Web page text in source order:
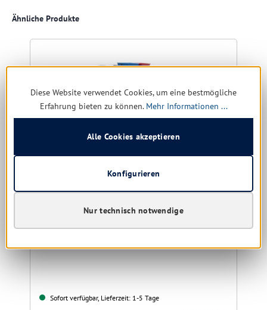
Produktgalerie überspringen
Ähnliche Produkte
Sofort verfügbar, Lieferzeit: 1-5 Tage
Diese Website verwendet Cookies, um eine bestmögliche
Erfahrung bieten zu können. Mehr Informationen ...
Nur technisch notwendige
Konfigurieren
Alle Cookies akzeptieren